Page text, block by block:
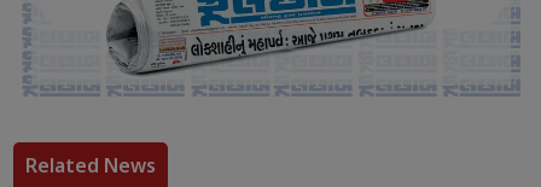
Related News